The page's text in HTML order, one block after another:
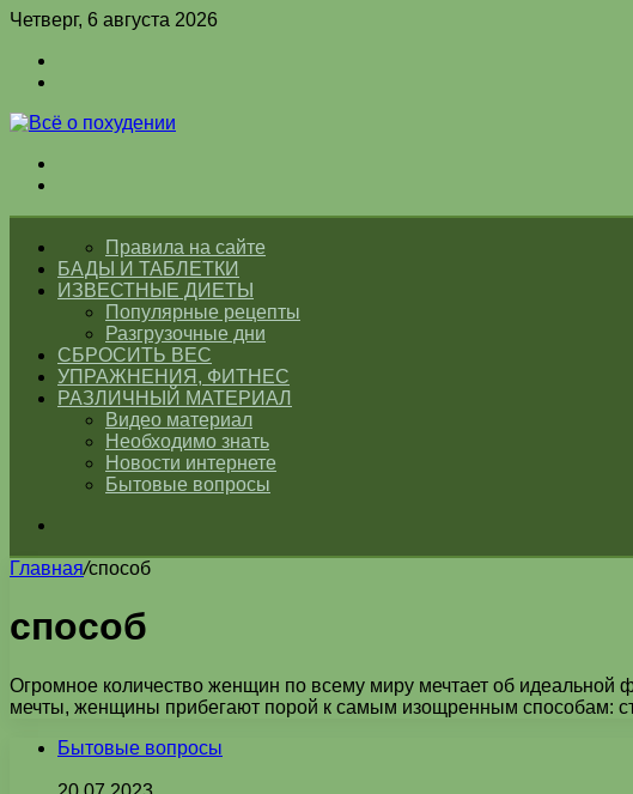
Четверг, 6 августа 2026
ГЛАВНАЯПравила на сайте
БАДЫ И ТАБЛЕТКИ
ИЗВЕСТНЫЕ ДИЕТЫ
Популярные рецепты
Разгрузочные дни
СБРОСИТЬ ВЕС
УПРАЖНЕНИЯ, ФИТНЕС
РАЗЛИЧНЫЙ МАТЕРИАЛ
Видео материал
Необходимо знать
Новости интернете
Бытовые вопросы
Главная/способ
способ
Огромное количество женщин по всему миру мечтает об идеальной
мечты, женщины прибегают порой к самым изощренным способам:
Бытовые вопросы